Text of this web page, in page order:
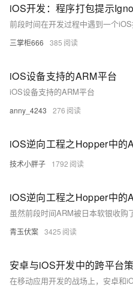
三掌柜666 385
iOS设备支持的ARM平台
iOS设备支持的ARM平台
anny_4243 276
iOS逆向工程之Hopper中的
技术小胖子 1792
iOS逆向工程之Hopper中的
青玉伏案 3425
安卓与iOS开发中的跨平台